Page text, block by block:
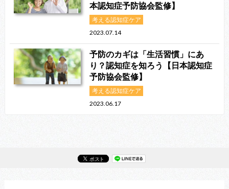
本認知症予防協会監修】
考える認知症ケア
2023.07.14
予防のカギは「生活習慣」にあ
り？認知症を知ろう【日本認知症
予防協会監修】
考える認知症ケア
2023.06.17